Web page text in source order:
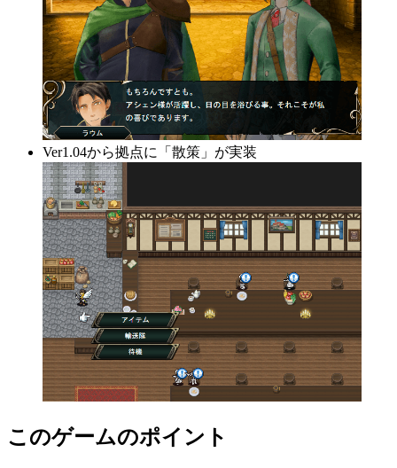
Ver1.04から拠点に「散策」が実装
このゲームのポイント